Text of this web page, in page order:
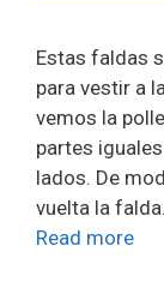
Estas faldas
para vestir a
vemos la
partes
lados. De
vuelta la
Read more